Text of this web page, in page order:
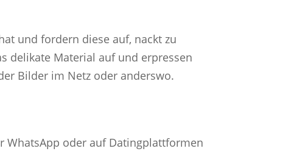
und fordern diese auf, nackt zu
delikate Material auf und erpressen
Bilder im Netz oder anderswo.
WhatsApp oder auf Datingplattformen